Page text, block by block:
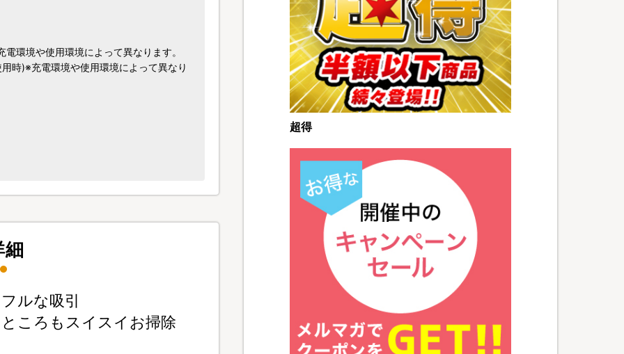
環境や使用環境によって異なります。
時)※充電環境や使用環境によって異なり
細
ルな吸引
ころもスイスイお掃除
超得